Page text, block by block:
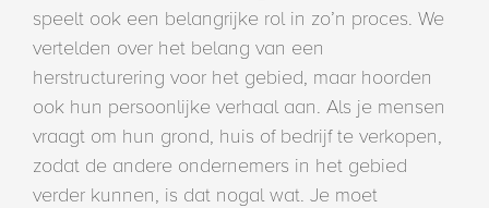
speelt ook een belangrijke rol in zo’n proces. We
vertelden over het belang van een
herstructurering voor het gebied, maar hoorden
ook hun persoonlijke verhaal aan. Als je mensen
vraagt om hun grond, huis of bedrijf te verkopen,
zodat de andere ondernemers in het gebied
verder kunnen, is dat nogal wat. Je moet